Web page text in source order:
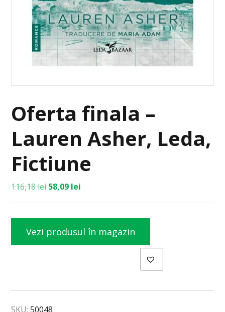
Oferta finala –
Lauren Asher, Leda,
Fictiune
116,18lei 58,09 lei
Vezi produsul în magazin
SKU:50048